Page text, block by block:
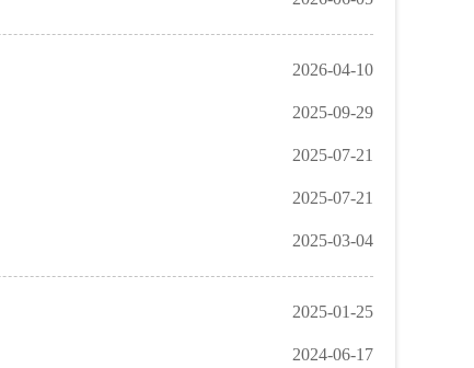
2026-04-10
2025-09-29
2025-07-21
2025-07-21
2025-03-04
2025-01-25
2024-06-17